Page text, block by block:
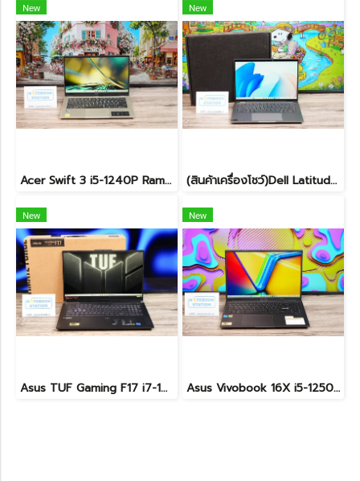
New
Acer Swift 3 i5-1240P Ram8 SSD512 จอ14 2k IPS สเปคสูง คีย์บอร์ดไฟ ดีไซน์สวย เรียบหรู บางเบา เครื่องพร้อมใช้งาน ขายเพียง 12,990.-
New
(สินค้าเครื่องโชว์)Dell Latitude 7450 2-in-1 ทัชกรีนหมุนจอได้ Ultra7-155U RAM16 SSD512GB จอ14 FHD+ สเปคสูง ทำงานเก่ง มีไฟใต้คีย์บอร์ด เครื่องสวยบางเบา ประกันศูนย์2029 ลดราคาพิเศษจากปกติ 38,990 .- ลดเหลือ 36,990.-
New
Asus TUF Gaming F17 i7-12700H RTX4050 Ram16 SSD512 จอ17.3 144Hz เครื่องสวย จอใหญ่ สเปคแรง ครบกล่อง เพียง 34,990.-เท่านั้น
New
Asus Vivobook 16X i5-12500H RTX4050(8GB) Ram32 ssd512 จอ16นิ้ว WUXGA 120Hz สเปคสูงมีการ์ดจอแยกหน้าจอใหญ่ ขายเพียง 27,900.-